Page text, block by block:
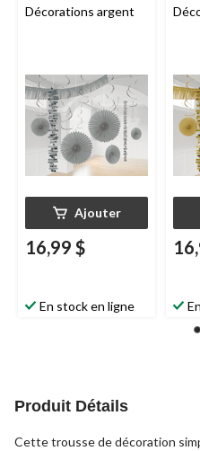
Décorations argent
Ajouter
16,99 $
En stock en ligne
Produit Détails
Cette trousse de décoration